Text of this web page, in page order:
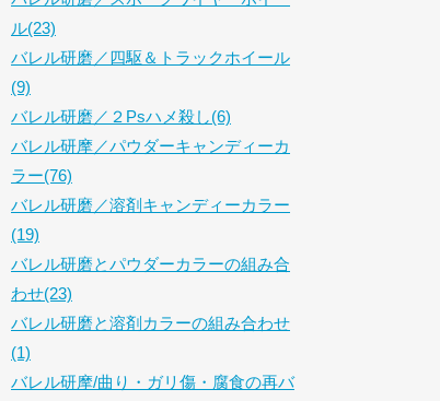
ル(23)
バレル研磨／四駆＆トラックホイール
(9)
バレル研磨／２Psハメ殺し(6)
バレル研摩／パウダーキャンディーカ
ラー(76)
バレル研磨／溶剤キャンディーカラー
(19)
バレル研磨とパウダーカラーの組み合
わせ(23)
バレル研磨と溶剤カラーの組み合わせ
(1)
バレル研摩/曲り・ガリ傷・腐食の再バ